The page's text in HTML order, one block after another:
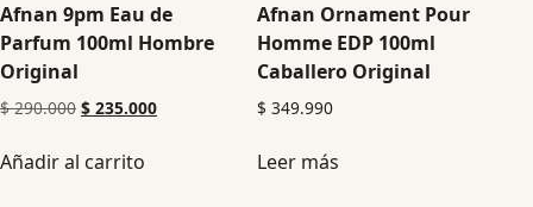
Afnan 9pm Eau de
Parfum 100ml Hombre
Original
$290.000 $ 235.000
Añadir al carrito
Afnan Ornament Pour
Homme EDP 100ml
Caballero Original
$ 349.990
Leer más